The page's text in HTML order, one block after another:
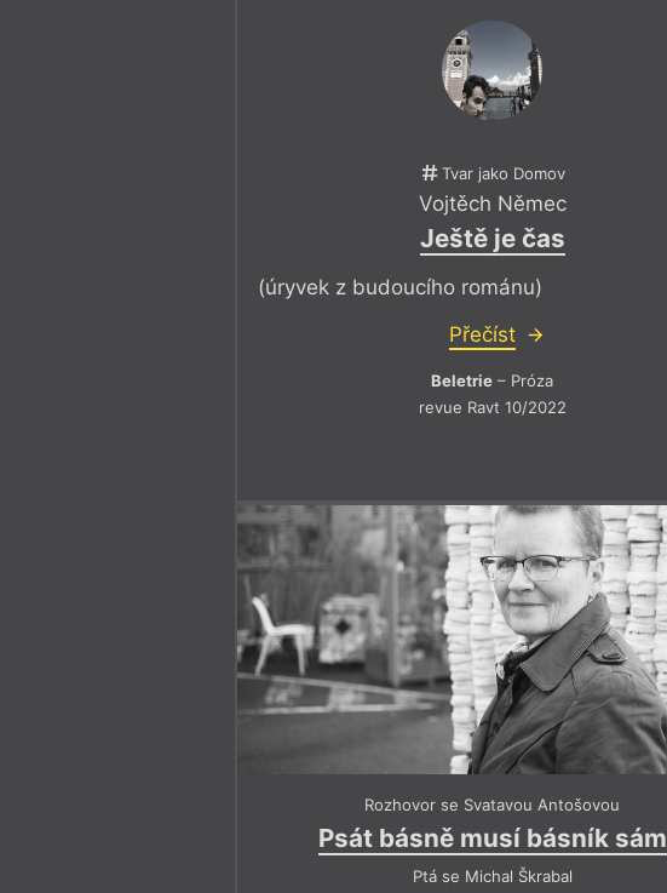
Tvar jako Domov
Vojtěch Němec
Ještě je čas
(úryvek z budoucího románu)
Přečíst
Beletrie – Próza
revue Ravt 10/2022
Rozhovor se Svatavou Antošovou
Psát básně musí básník sám
Ptá se Michal Škrabal